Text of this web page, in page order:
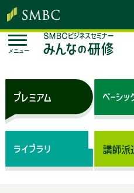
メニュー
来場セミナー
ベーシック（サ
「専用ページ
い。
「フリーワード」にセ